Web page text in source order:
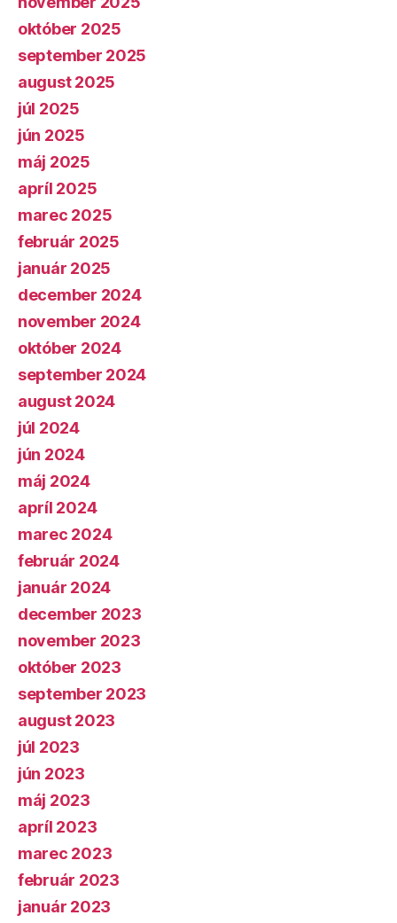
október 2025
september 2025
august 2025
júl 2025
jún 2025
máj 2025
apríl 2025
marec 2025
február 2025
január 2025
december 2024
november 2024
október 2024
september 2024
august 2024
júl 2024
jún 2024
máj 2024
apríl 2024
marec 2024
február 2024
január 2024
december 2023
november 2023
október 2023
september 2023
august 2023
júl 2023
jún 2023
máj 2023
apríl 2023
marec 2023
február 2023
január 2023